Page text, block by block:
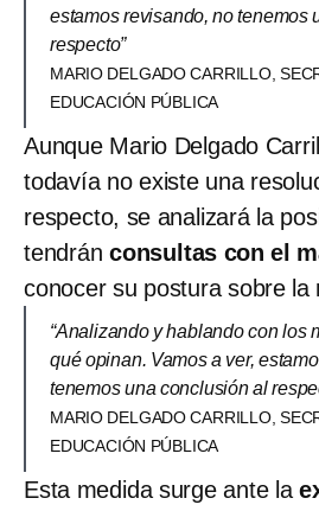
estamos revisando, no tenemos
respecto”
MARIO DELGADO CARRILLO,
EDUCACIÓN PÚBLICA
Aunque Mario Delgado
todavía no existe una
respecto, se analizará la
tendrán consultas con el
conocer su postura sobre la
“Analizando y hablando con los
qué opinan. Vamos a ver,
tenemos una conclusión al
MARIO DELGADO CARRILLO,
EDUCACIÓN PÚBLICA
Esta medida surge ante la